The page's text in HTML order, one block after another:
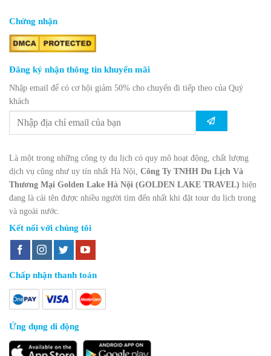
Chứng nhận
Đăng ký nhận thông tin khuyến mãi
Nhập email để có cơ hội giảm 50% cho chuyến đi tiếp theo của Quý
khách
Là một trong những công ty du lịch có quy mô hoạt động, chất lượng
dịch vụ cũng như uy tín nhất Hà Nội, Công Ty TNHH Du Lịch Và
Thương Mại Golden Lake Hà Nội (GOLDEN LAKE TRAVEL) hiện
đang là cái tên được nhiều người tìm đến nhất khi đặt tour du lịch trong
và ngoài nước.
Kết nối với chúng tôi
Chấp nhận thanh toán
Ứng dụng di động